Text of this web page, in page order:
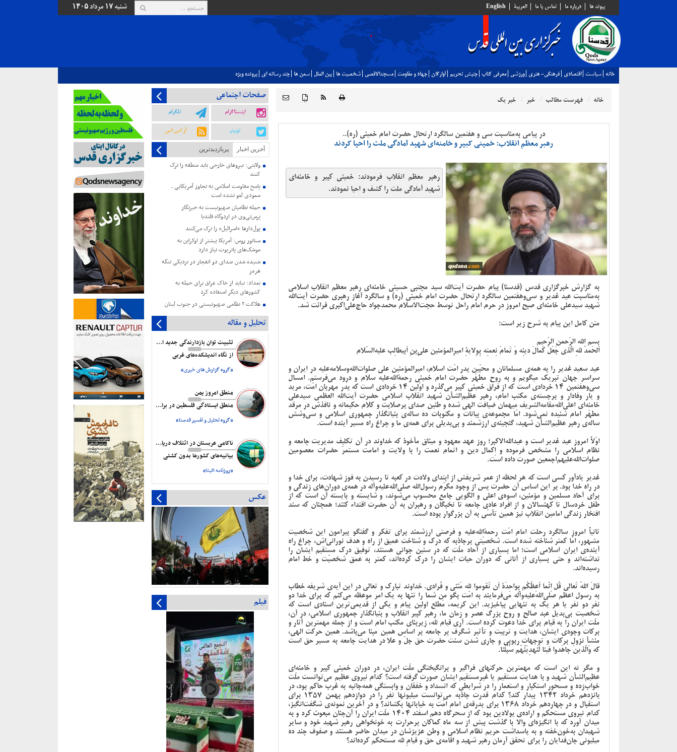
پيوند ها درباره ما تماس با ما العربية English شنبه ۱۷ مرداد ۱۴۰۵
خانه سياست اقتصادي فرهنگي- هنري ورزشي معرفي كتاب جنبش تحريم آوارگان جهاد و مقاومت مسجدالاقصي شخصيت ها بين الملل سمن ها چند رسانه اي پرونده ويژه
{ } خانه فهرست مطالب خبر خبر یک
در پیامی به‌مناسبت سی و هفتمین سالگرد ارتحال حضرت امام خمینی (ره)..
رهبر معظم انقلاب: خمینی کبیر و خامنه‌ای شهید آمادگی ملت را احیا کردند
رهبر معظم انقلاب فرمودند: خمینی کبیر و خامنه‌ای
شهید آمادگی ملت را کشف و احیا نمودند.
به گزارش خبرگزاری قدس (قدسنا) پیام حضرت آیت‌الله سید مجتبی حسینی خامنه‌ای رهبر معظم انقلاب اسلامی
به‌مناسبت عید غدیر و سی‌و‌هفتمین سالگرد ارتحال حضرت امام خمینی (ره) و سالگرد آغاز رهبری حضرت آیت‌الله
شهید سیدعلی خامنه‌ای صبح امروز در حرم امام راحل توسط حجت‌الاسلام محمدجواد حاج‌علی‌اکبری قرائت شد.
متن کامل این پیام به شرح زیر است:
بسم الله الرّحمن الرّحیم
اَلحَمدُ للهِ الَّذی جَعَلَ کَمالَ دینِه وَ تَمامَ نِعمتِه بِوِلایةِ امیرِالمؤمنین علیِ‌بنِ اَبیطالِب علیه‌السّلام
عید سعید غدیر را به همه‌ی مسلمانان و محبّین پدر امّت اسلام، امیرالمؤمنین علی صلوات‌الله‌وسلامه‌علیه در ایران و
سراسر جهان تبریک میگویم و به روح مطهّر حضرت امام خمینی رحمة‌الله‌علیه سلام و درود می‌فرستم. امسال
سی‌و‌هفتمین 14 خردادی است که از فراق خمینی کبیر می‌گذرد و اوّلین 14 خردادی است که پدر مهربان امّت، مرید
و یار وفادار و برجسته‌ی مکتب امام، رهبر عظیم‌الشأن شهید انقلاب اسلامی حضرت آیت‌الله العظمی سیدعلی
خامنه‌ای اعلی‌الله‌مقامه‌الشریف میهمان ضیافت الهی شده و طنین صدای پرصلابت و کلام حکیمانه و نافذ‌ش در مرقد
مطهّر امام شنیده نمی‌شود. امّا مجموعه‌ی بیانات و مکتوبات ده‌ ساله‌ی بنیانگذار جمهوری اسلامی و سی‌وشش‌
ساله‌ی رهبر عظیم‌الشأن شهید، گنجینه‌ی ارزشمند و بی‌بدیلی برای همه‌ی ما و چراغ راه مسیر آینده است.
اوّلاً امروز عید غدیر است و عید‌الله‌الاکبر؛ روز عهد معهود و میثاق مأخوذ که خداوند در آن تکلیف مدیریت جامعه و
نظام اسلامی را مشخص فرموده و اِکمال دین و اتمام نعمت را با ولایت و امامت مستمرّ حضرات معصومین
صلوات‌الله‌علیهم‌اجمعین صورت داده است.
غدیر یادآور کسی است که هر لحظه از عمر شریفش از ابتدای ولادت در کعبه تا رسیدن به فوز شهادت، برای خدا و
در راه خدا بود. بر این اساس آن حضرت پس از وجود مکرّم رسو‌ل‌الله صلی‌الله‌علیه‌وآله در همه‌ی دوران‌های زندگی و
برای آحاد مسلمین و مؤمنین، اسوه‌ی اعلی و الگویی جامع محسوب می‌شوند، و شایسته و بایسته آن است که از
طفل خردسال تا کهنسالان و از افراد عادی جامعه تا نخبگان و رهبران به آن حضرت اقتداء کنند؛ همچنان که سند
افتخار زندگی امامین انقلاب نیز همین تأسّی به آن بزرگوار بوده است.
ثانیاً امروز سالگرد رحلت امام امّت رحمة‌الله‌علیه و فرصتی ارزشمند برای تفکر و گفتگو پیرامون این شخصیت
مشهور، امّا کمتر شناخته شده است. شخصیّتی پرجاذبه که درک و شناخت عمیق از راه و هدف نورانی‌اش، چراغ راه
آینده‌ی ایران اسلامی است؛ اما بسیاری از آحاد ملّت که در سنین جوانی هستند، توفیق درک مستقیم ایشان را
نداشته‌اند و حتی بسیاری از آنانی که دوران حیات ایشان را درک کرده‌اند، کمتر به عمق شخصیّت و خط امام
رسیده‌اند.
قالَ اللهُ تَعالی قُل اِنَّما اَعِظُکُم بِواحِدَة‌ اَن تَقوموا لله مَثنی و فُرادی. خداوند تبارک و تعالی در این آیه‌ی شریفه خطاب
به رسول‌ اعظم‌ صلی‌الله‌علیه‌وآله می‌فرمایند به امّت بگو من شما را تنها به یک امر موعظه می‌کنم که برای خدا دو
نفر دو نفر یا هر یک به تنهایی بپاخیزید. این کریمه، مَطلع اولین پیام و یکی از قدیمی‌ترین اسنادی است که
شخصیت بی‌بدیل عبد صالح و روح بزرگ عصر و زمان ما، رهبر کبیر انقلاب و بنیانگذار جمهوری اسلامی، در آن،
ملّت ایران را به قیام برای خدا دعوت کرده است. آری قیام لله، زیربنای مکتب امام است و از جمله مهمترین آثار و
برکات وجودی ایشان، هدایت و تربیت و تأثیر شگرف بر جامعه بر اساس همین مبنا می‌باشد. همین حرکت الهی،
منشأ نزول برکات و توجهات ربوبی و جاری شدن سنت حضرت حق جل‌ّ و علا در هدایت جامعه به مسیر حق است
که وَالَّذینَ جاهَدوا فینا لَنَهدِیَنَّهُم سُبُلَنا.
و مگر نه این است که مهمترین حرکتهای فراگیر و برانگیختگی ملّت ایران، در دوران خمینی کبیر و خامنه‌ای
عظیم‌الشأن شهید و با هدایت مستقیم یا غیرمستقیم ایشان صورت گرفته است؟ کدام نیروی عظیم می‌توانست ملّت
خواب‌زده و مسحور استکبار و استعمار را در شرایطی که انسداد و خفقان و وابستگی همه‌جانبه به غرب حاکم بود، در
پانزدهم خرداد 1342 بیدار کند؟ کدام قدرت جاذبه می‌توانست میلیونها نفر را در دوازدهم بهمن 1357 برای
استقبال و در چهاردهم خرداد 1368 برای بدرقه‌ی امام امّت به خیابانها بکشاند؟ و در آخرین نمونه‌ی شگفت‌انگیز،
کدام نیروی مستحکم و اراده‌ی پولادین بود که از سحرگاه دهم اسفند 1404 ملّت ایران را آن‌چنان مبعوث کرد و به
میدان آورد که با انگیزه‌ای والا با گذشت بیش از سه ماه کماکان پرحرارت به خونخواهی رهبر شهید خود و سایر
شهیدان به‌خون‌خفته و به پاسداشت حریم نظام اسلامی و وطن عزیزشان در میدان حاضر هستند و صفوف چند ده
میلیونی جان‌فدایان را برای تحقق آرمان رهبر شهید و اقامه‌ی حق و قیام‌ِ لله مستحکم کرده‌اند؟
صفحات اجتماعی
اینستاگرام تلگرام
توییتر آر اس اس
آخرین اخبار پربازدیدترین
ولایتی: نیروهای خارجی باید منطقه را ترک
کنند
پاسخ مقاومت اسلامی به تجاوز آمریکایی ـ
سعودی لغو نشده است
حمله نظامیان صهیونیست به خبرنگار
پرس‌تی‌وی در اردوگاه قلندیا
پول‌دارها “اسرائیل” را ترک می‌کنند
سناتور روس: آمریکا بیشتر از اوکراین به
موشک‌های پاتریوت نیاز دارد
شنیده شدن صدای دو انفجار در نزدیکی تنگه
هرمز
بغداد: نباید از خاک عراق برای حمله به
کشورهای دیگر استفاده کرد
هلاکت ۲ نظامی صهیونیستی در جنوب لبنان
انفجار در منطقه صنعتی «جبل‌علی» در دبی
جهاد اسلامی: تشییع 112 شهید، سند زنده
جنگ نسل‌کشی در غزه است
جنبش حماس: به توافقات مرحله دوم آتش‌بس
پایبندیم
سازمان ملل: ۲۲ میلیون یمنی به کمک نیاز
تحلیل و مقاله
تثبیت توان بازدارندگی جدید ایران
از نگاه اندیشکده‌های غربی
«گروه گزارش های خبری»
منطق امروز یمن
منطق ایستادگی فلسطین در برابر اشغالگر است
«گروه تحلیل و تفسیر قدسنا»
ناکامی عربستان در ائتلاف دریایی
بیانیه‌های کشورها بدون کشتی
«روزنامه البنا»
عکس
فیلم